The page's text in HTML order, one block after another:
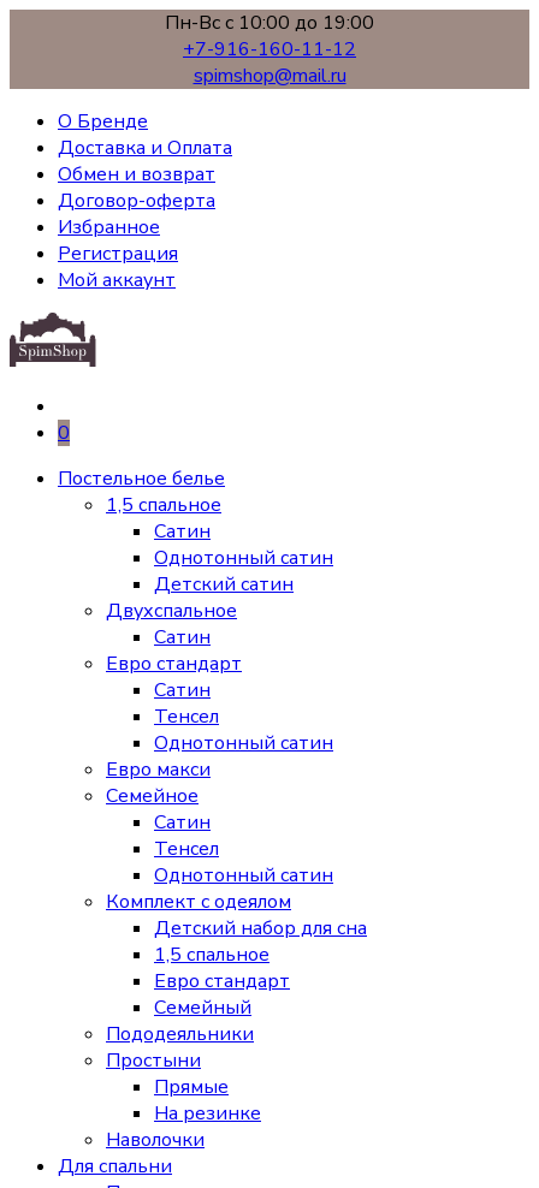
Пн-Вс с 10:00 до 19:00
+7-916-160-11-12
spimshop@mail.ru
О Бренде
Доставка и Оплата
Обмен и возврат
Договор-оферта
Избранное
Регистрация
Мой аккаунт
0
Постельное белье
1,5 спальное
Сатин
Однотонный сатин
Детский сатин
Двухспальное
Сатин
Евро стандарт
Сатин
Тенсел
Однотонный сатин
Евро макси
Семейное
Сатин
Тенсел
Однотонный сатин
Комплект с одеялом
Детский набор для сна
1,5 спальное
Евро стандарт
Семейный
Пододеяльники
Простыни
Прямые
На резинке
Наволочки
Для спальни